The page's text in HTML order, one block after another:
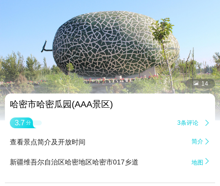
 14
哈密市哈密瓜园(AAA景区)
3.7 分 3条评论 
查看景点简介及开放时间 简介 
新疆维吾尔自治区哈密地区哈密市017乡道 地图 